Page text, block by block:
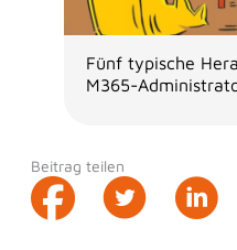
Fünf typische
M365-
Beitrag teilen